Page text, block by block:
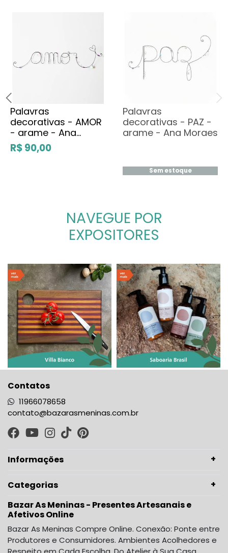
Palavras
decorativas - AMOR
- arame - Ana
Moraes
R$ 90,00
Palavras
decorativas - PAZ -
arame - Ana Moraes
Sem estoque
NAVEGUE POR
EXPOSITORES
Contatos
11966078658
contato@bazarasmeninas.com.br
Informações
Categorias
Bazar As Meninas - Presentes Artesanais e
Afetivos Online
Bazar As Meninas Compre Online. Conexão: Ponte entre
Produtores e Consumidores. Ambientes Acolhedores e